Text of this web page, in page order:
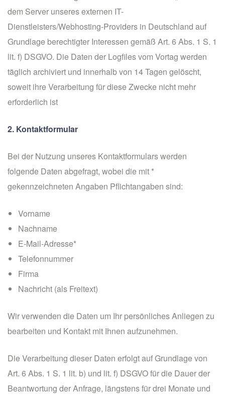
dem Server unseres externen IT-
Dienstleisters/Webhosting-Providers in Deutschland auf
Grundlage berechtigter Interessen gemäß Art. 6 Abs. 1 S. 1
lit. f) DSGVO. Die Daten der Logfiles vom Vortag werden
täglich archiviert und innerhalb von 14 Tagen gelöscht,
soweit ihre Verarbeitung für diese Zwecke nicht mehr
erforderlich ist
2. Kontaktformular
Bei der Nutzung unseres Kontaktformulars werden
folgende Daten abgefragt, wobei die mit *
gekennzeichneten Angaben Pflichtangaben sind:
Vorname
Nachname
E-Mail-Adresse*
Telefonnummer
Firma
Nachricht (als Freitext)
Wir verwenden die Daten um Ihr persönliches Anliegen zu
bearbeiten und Kontakt mit Ihnen aufzunehmen.
Die Verarbeitung dieser Daten erfolgt auf Grundlage von
Art. 6 Abs. 1 S. 1 lit. b) und lit. f) DSGVO für die Dauer der
Beantwortung der Anfrage, längstens für drei Monate und